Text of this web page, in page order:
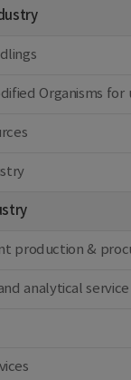
Organisms
production &
analytical service